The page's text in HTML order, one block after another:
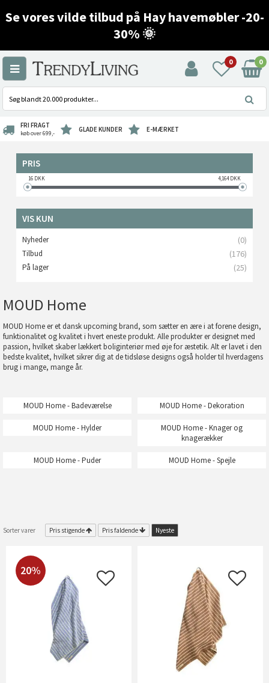
Se vores vilde tilbud på Hay havemøbler -20-
30% 🌞
0 0
FRI FRAGT
køb over 699,- GLADE KUNDER E-MÆRKET
PRIS
16DKK 4,164DKK
VIS KUN
Nyheder (0)
Tilbud (176)
På lager (25)
MOUD Home
MOUD Home er et dansk upcoming brand, som sætter en ære i at forene design,
funktionalitet og kvalitet i hvert eneste produkt. Alle produkter er designet med
passion, hvilket skaber lækkert boliginteriør med øje for æstetik. Alt er lavet i den
bedste kvalitet, hvilket sikrer dig at de tidsløse designs også holder til hverdagens
brug i mange, mange år.
MOUD Home - Badeværelse MOUD Home - Dekoration
MOUD Home - Hylder
MOUD Home - Knager og
knagerækker
MOUD Home - Puder MOUD Home - Spejle
Sorter varer Pris stigende Pris faldende Nyeste
20%